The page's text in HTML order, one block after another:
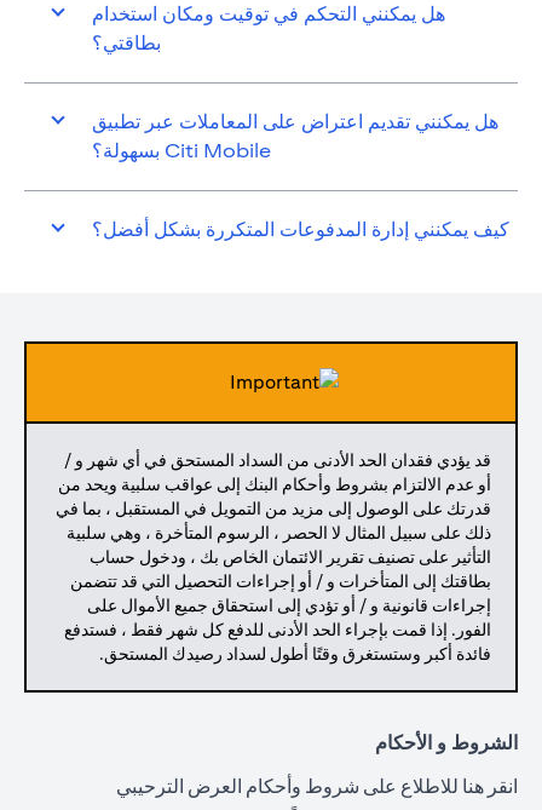
هل يمكنني التحكم في توقيت ومكان استخدام
بطاقتي؟
هل يمكنني تقديم اعتراض على المعاملات عبر تطبيق
Citi Mobile بسهولة؟
كيف يمكنني إدارة المدفوعات المتكررة بشكل أفضل؟
قد يؤدي فقدان الحد الأدنى من السداد المستحق في أي شهر و /
أو عدم الالتزام بشروط وأحكام البنك إلى عواقب سلبية ويحد من
قدرتك على الوصول إلى مزيد من التمويل في المستقبل ، بما في
ذلك على سبيل المثال لا الحصر ، الرسوم المتأخرة ، وهي سلبية
التأثير على تصنيف تقرير الائتمان الخاص بك ، ودخول حساب
بطاقتك إلى المتأخرات و / أو إجراءات التحصيل التي قد تتضمن
إجراءات قانونية و / أو تؤدي إلى استحقاق جميع الأموال على
الفور. إذا قمت بإجراء الحد الأدنى للدفع كل شهر فقط ، فستدفع
فائدة أكبر وستستغرق وقتًا أطول لسداد رصيدك المستحق.
الشروط و الأحكام
انقر هنا للاطلاع على شروط وأحكام العرض الترحيبي